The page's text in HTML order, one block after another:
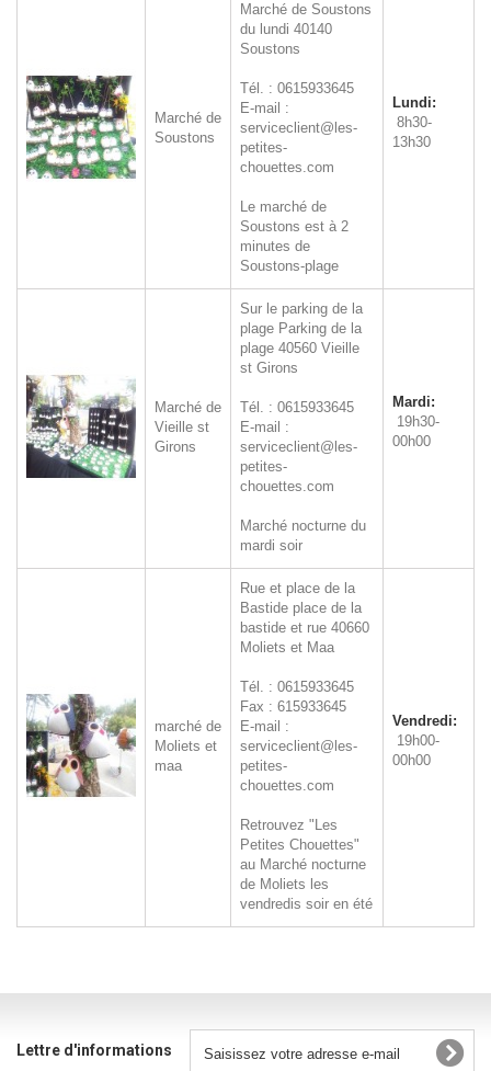
Marché de
Soustons
Marché de Soustons
du lundi 40140
Soustons
Tél. : 0615933645
E-mail :
serviceclient@les-
petites-
chouettes.com
Le marché de
Soustons est à 2
minutes de
Soustons-plage
Lundi:
8h30-
13h30
Marché de
Vieille st
Girons
Sur le parking de la
plage Parking de la
plage 40560 Vieille
st Girons
Tél. : 0615933645
E-mail :
serviceclient@les-
petites-
chouettes.com
Marché nocturne du
mardi soir
Mardi:
19h30-
00h00
marché de
Moliets et
maa
Rue et place de la
Bastide place de la
bastide et rue 40660
Moliets et Maa
Tél. : 0615933645
Fax : 615933645
E-mail :
serviceclient@les-
petites-
chouettes.com
Retrouvez "Les
Petites Chouettes"
au Marché nocturne
de Moliets les
vendredis soir en été
Vendredi:
19h00-
00h00
Lettre d'informations